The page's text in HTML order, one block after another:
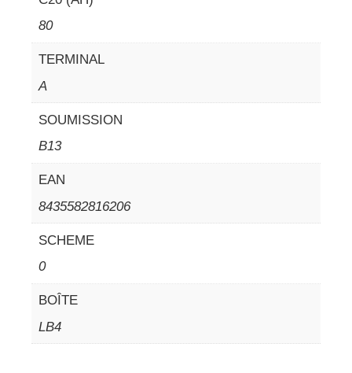
80
TERMINAL
A
SOUMISSION
B13
EAN
8435582816206
SCHEME
0
BOÎTE
LB4